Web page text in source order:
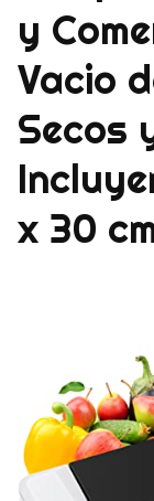
y
Vacio
Secos
x 30